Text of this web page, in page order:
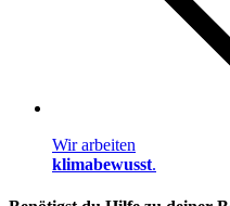
Wir arbeiten
klimabewusst.